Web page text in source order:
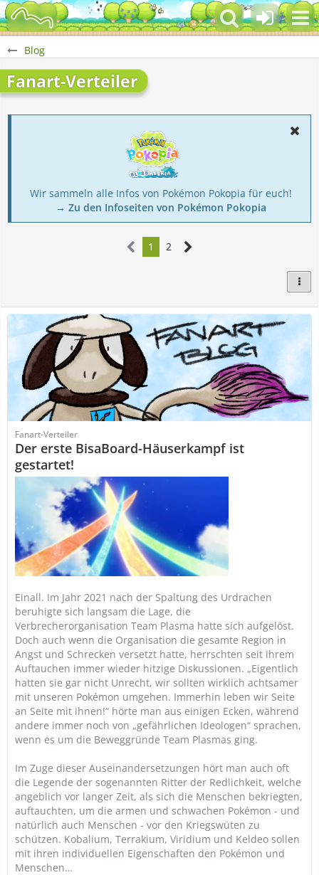
Blog
Fanart-Verteiler
Wir sammeln alle Infos von Pokémon Pokopia für euch!
→ Zu den Infoseiten von Pokémon Pokopia
1 2
Fanart-Verteiler
Der erste BisaBoard-Häuserkampf ist
gestartet!
Einall. Im Jahr 2021 nach der Spaltung des Urdrachen
beruhigte sich langsam die Lage, die
Verbrecherorganisation Team Plasma hatte sich aufgelöst.
Doch auch wenn die Organisation die gesamte Region in
Angst und Schrecken versetzt hatte, herrschten seit ihrem
Auftauchen immer wieder hitzige Diskussionen. „Eigentlich
hatten sie gar nicht Unrecht, wir sollten wirklich achtsamer
mit unseren Pokémon umgehen. Immerhin leben wir Seite
an Seite mit ihnen!“ hörte man aus einigen Ecken, während
andere immer noch von „gefährlichen Ideologen“ sprachen,
wenn es um die Beweggründe Team Plasmas ging.
Im Zuge dieser Auseinandersetzungen hört man auch oft
die Legende der sogenannten Ritter der Redlichkeit, welche
angeblich vor langer Zeit, als sich die Menschen bekriegten,
auftauchten, um die armen und schwachen Pokémon - und
natürlich auch Menschen - vor den Kriegswüten zu
schützen. Kobalium, Terrakium, Viridium und Keldeo sollen
mit ihren individuellen Eigenschaften den Pokémon und
Menschen…